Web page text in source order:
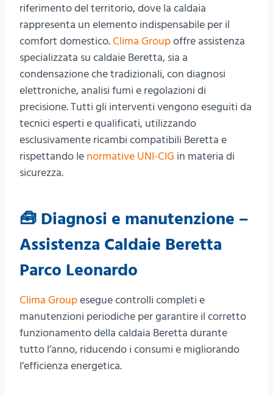
riferimento del territorio, dove la caldaia
rappresenta un elemento indispensabile per il
comfort domestico.Clima Groupoffre assistenza
specializzata su caldaie Beretta, sia a
condensazione che tradizionali, con diagnosi
elettroniche, analisi fumi e regolazioni di
precisione. Tutti gli interventi vengono eseguiti da
tecnici esperti e qualificati, utilizzando
esclusivamente ricambi compatibili Beretta e
rispettando le normative UNI-CIG in materia di
sicurezza.
🧰 Diagnosi e manutenzione –
Assistenza Caldaie Beretta
Parco Leonardo
Clima Groupesegue controlli completi e
manutenzioni periodiche per garantire il corretto
funzionamento della caldaia Beretta durante
tutto l’anno, riducendo i consumi e migliorando
l’efficienza energetica.